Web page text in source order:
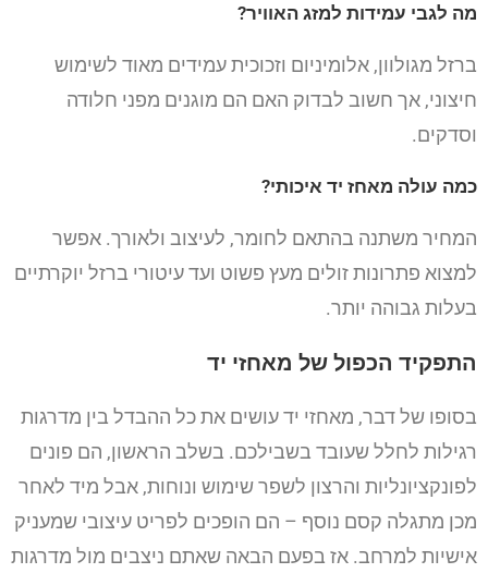
מה לגבי עמידות למזג האוויר?
ברזל מגולוון, אלומיניום וזכוכית עמידים מאוד לשימוש
חיצוני, אך חשוב לבדוק האם הם מוגנים מפני חלודה
וסדקים.
כמה עולה מאחז יד איכותי?
המחיר משתנה בהתאם לחומר, לעיצוב ולאורך. אפשר
למצוא פתרונות זולים מעץ פשוט ועד עיטורי ברזל יוקרתיים
בעלות גבוהה יותר.
התפקיד הכפול של מאחזי יד
בסופו של דבר, מאחזי יד עושים את כל ההבדל בין מדרגות
רגילות לחלל שעובד בשבילכם. בשלב הראשון, הם פונים
לפונקציונליות והרצון לשפר שימוש ונוחות, אבל מיד לאחר
מכן מתגלה קסם נוסף – הם הופכים לפריט עיצובי שמעניק
אישיות למרחב. אז בפעם הבאה שאתם ניצבים מול מדרגות